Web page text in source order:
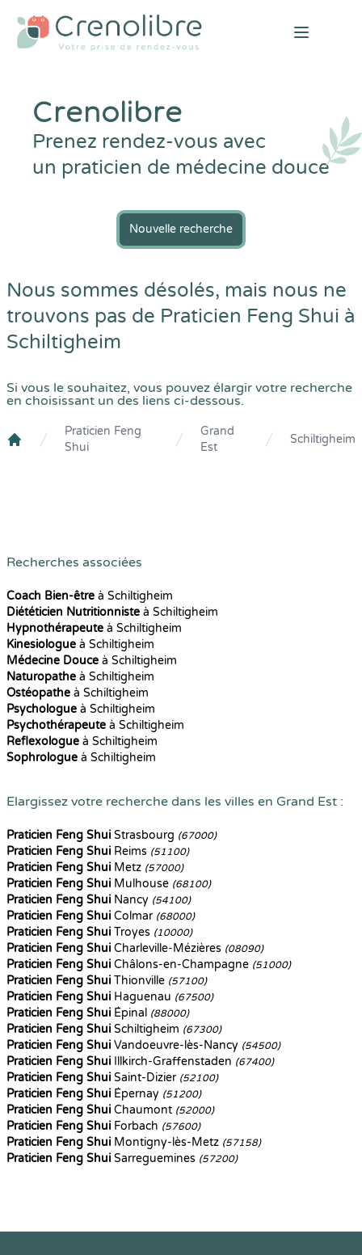
Open
Crenolibre
Prenez rendez-vous avec
un praticien de médecine douce
Nouvelle recherche
Nous sommes désolés, mais nous ne
trouvons pas de Praticien Feng Shui à
Schiltigheim
Si vous le souhaitez, vous pouvez élargir votre recherche
en choisissant un des liens ci-dessous.
Crenolibre
Praticien Feng
Shui
Grand
Est
Schiltigheim
Recherches associées
Coach Bien-être à Schiltigheim
Diététicien Nutritionniste à Schiltigheim
Hypnothérapeute à Schiltigheim
Kinesiologue à Schiltigheim
Médecine Douce à Schiltigheim
Naturopathe à Schiltigheim
Ostéopathe à Schiltigheim
Psychologue à Schiltigheim
Psychothérapeute à Schiltigheim
Reflexologue à Schiltigheim
Sophrologue à Schiltigheim
Elargissez votre recherche dans les villes en Grand Est :
Praticien Feng Shui Strasbourg (67000)
Praticien Feng Shui Reims (51100)
Praticien Feng Shui Metz (57000)
Praticien Feng Shui Mulhouse (68100)
Praticien Feng Shui Nancy (54100)
Praticien Feng Shui Colmar (68000)
Praticien Feng Shui Troyes (10000)
Praticien Feng Shui Charleville-Mézières (08090)
Praticien Feng Shui Châlons-en-Champagne (51000)
Praticien Feng Shui Thionville (57100)
Praticien Feng Shui Haguenau (67500)
Praticien Feng Shui Épinal (88000)
Praticien Feng Shui Schiltigheim (67300)
Praticien Feng Shui Vandoeuvre-lès-Nancy (54500)
Praticien Feng Shui Illkirch-Graffenstaden (67400)
Praticien Feng Shui Saint-Dizier (52100)
Praticien Feng Shui Épernay (51200)
Praticien Feng Shui Chaumont (52000)
Praticien Feng Shui Forbach (57600)
Praticien Feng Shui Montigny-lès-Metz (57158)
Praticien Feng Shui Sarreguemines (57200)